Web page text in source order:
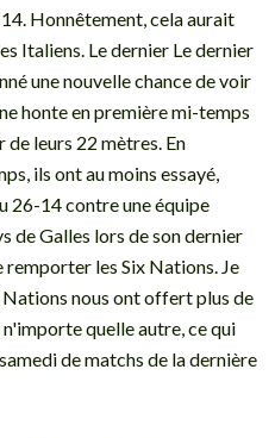
Honnêtement, cela aurait
Italiens. Le dernier Le dernier
une nouvelle chance de voir
honte en première mi-temps
de leurs 22 mètres. En
ils ont au moins essayé,
26-14 contre une équipe
de Galles lors de son dernier
remporter les Six Nations. Je
Nations nous ont offert plus de
quelle autre, ce qui
de matchs de la dernière